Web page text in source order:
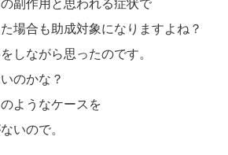
副作用と思われる症状で
場合も助成対象になりますよね？
しながら思ったのです。
のかな？
ようなケースを
いので。